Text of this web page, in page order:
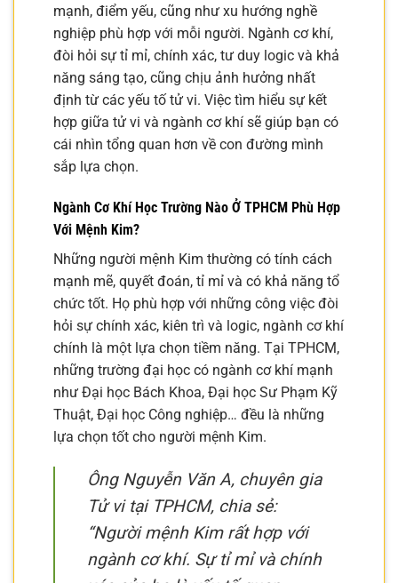
mạnh, điểm yếu, cũng như xu hướng nghề
nghiệp phù hợp với mỗi người. Ngành cơ khí,
đòi hỏi sự tỉ mỉ, chính xác, tư duy logic và khả
năng sáng tạo, cũng chịu ảnh hưởng nhất
định từ các yếu tố tử vi. Việc tìm hiểu sự kết
hợp giữa tử vi và ngành cơ khí sẽ giúp bạn có
cái nhìn tổng quan hơn về con đường mình
sắp lựa chọn.
Ngành Cơ Khí Học Trường Nào Ở TPHCM Phù Hợp
Với Mệnh Kim?
Những người mệnh Kim thường có tính cách
mạnh mẽ, quyết đoán, tỉ mỉ và có khả năng tổ
chức tốt. Họ phù hợp với những công việc đòi
hỏi sự chính xác, kiên trì và logic, ngành cơ khí
chính là một lựa chọn tiềm năng. Tại TPHCM,
những trường đại học có ngành cơ khí mạnh
như Đại học Bách Khoa, Đại học Sư Phạm Kỹ
Thuật, Đại học Công nghiệp… đều là những
lựa chọn tốt cho người mệnh Kim.
Ông Nguyễn Văn A, chuyên gia
Tử vi tại TPHCM, chia sẻ:
“Người mệnh Kim rất hợp với
ngành cơ khí. Sự tỉ mỉ và chính